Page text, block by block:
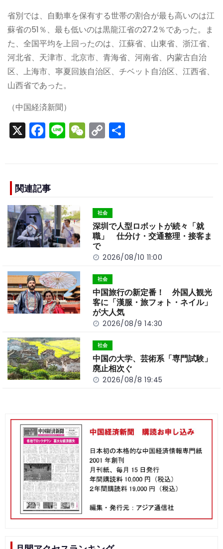
省別では、自動車を保有する世帯の割合が最も高いのは江
蘇省の51％、最も低いのは黒龍江省の27.2％であった。ま
た、全国平均を上回ったのは、江蘇省、山東省、浙江省、
河北省、天津市、北京市、青海省、河南省、内蒙古自治
区、上海市、寧夏回族自治区、チベット自治区、江西省、
山西省であった。
（中国経済新聞）
X F
a
e
b
o
o
k
Li
n
W
e
C
o
n
k
関連記事
社会
深圳で人型ロボットが続々「就
職」 仕分け・交通整理・接客ま
で
2026/08/10 11:00
社会
中国旅行の新定番！ 外国人観光
客に「漢服・旅フォト・ネイル」
が大人気
2026/08/9 14:30
社会
中国の大学、芸術系「専門試験」
廃止相次ぐ
2026/08/8 19:45